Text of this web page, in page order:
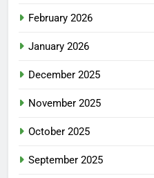
February 2026
January 2026
December 2025
November 2025
October 2025
September 2025